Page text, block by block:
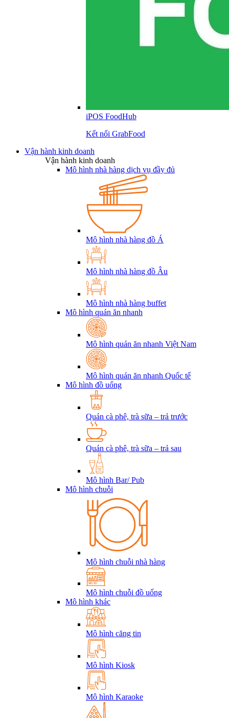
iPOS FoodHub
Kết nối GrabFood
Vận hành kinh doanh
Vận hành kinh doanh
Mô hình nhà hàng dịch vụ đầy đủ
Mô hình nhà hàng đồ Á
Mô hình nhà hàng đồ Âu
Mô hình nhà hàng buffet
Mô hình quán ăn nhanh
Mô hình quán ăn nhanh Việt Nam
Mô hình quán ăn nhanh Quốc tế
Mô hình đồ uống
Quán cà phê, trà sữa – trả trước
Quán cà phê, trà sữa – trả sau
Mô hình Bar/ Pub
Mô hình chuỗi
Mô hình chuỗi nhà hàng
Mô hình chuỗi đồ uống
Mô hình khác
Mô hình căng tin
Mô hình Kiosk
Mô hình Karaoke